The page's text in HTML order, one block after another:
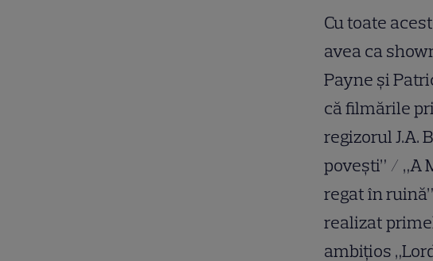
Cu toate
avea ca
Payne și
că filmările
regizorul J.A.
povești” / „A
regat în
realizat
ambițios